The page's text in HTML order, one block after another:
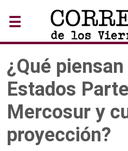
☰
¿Qué
Estados
Mercosur y
proyección?